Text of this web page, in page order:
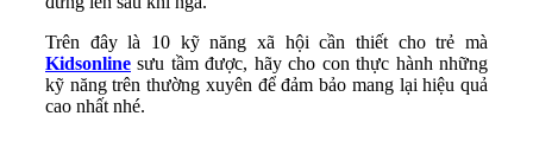
Trên đây là 10 kỹ năng xã hội cần thiết cho trẻ mà
Kidsonline sưu tầm được, hãy cho con thực hành những
kỹ năng trên thường xuyên để đảm bảo mang lại hiệu quả
cao nhất nhé.